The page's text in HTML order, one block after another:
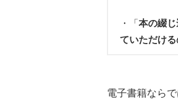
・「 本の綴
ていただけ
電子書籍なら